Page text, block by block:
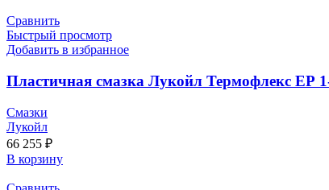
Сравнить
Быстрый просмотр
Добавить в избранное
Пластичная смазка Лукойл Термофлекс ЕР
Смазки
Лукойл
66 255 ₽
В корзину